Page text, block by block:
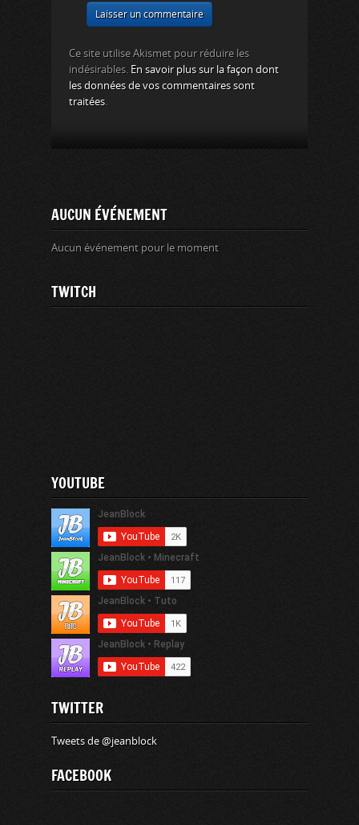
Ce site utilise Akismet pour réduire les
indésirables. En savoir plus sur la façon dont
les données de vos commentaires sont
traitées.
AUCUN ÉVÉNEMENT
Aucun événement pour le moment
TWITCH
YOUTUBE
TWITTER
Tweets de @jeanblock
FACEBOOK